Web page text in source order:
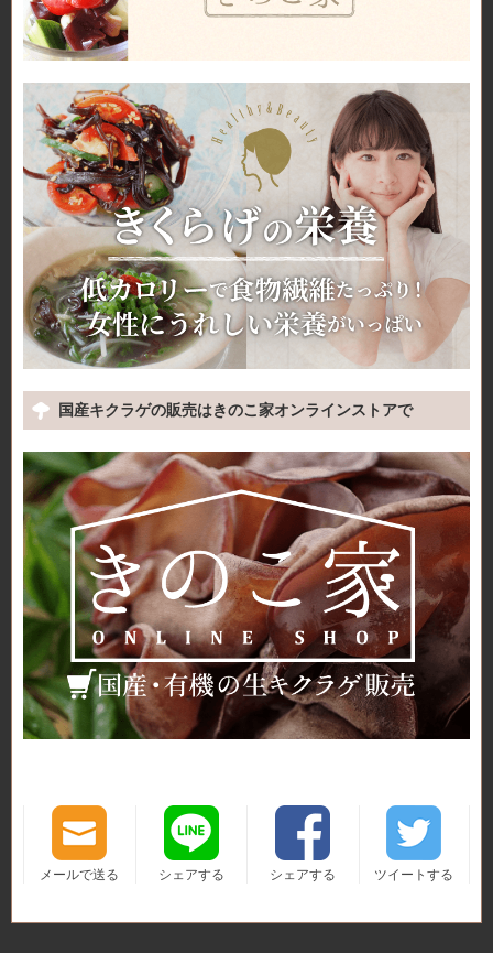
国産キクラゲの販売はきのこ家オンラインストアで
メールで送る シェアする シェアする ツイートする